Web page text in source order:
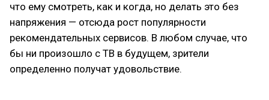
что ему смотреть, как и когда, но делать это без
напряжения — отсюда рост популярности
рекомендательных сервисов. В любом случае, что
бы ни произошло с ТВ в будущем, зрители
определенно получат удовольствие.